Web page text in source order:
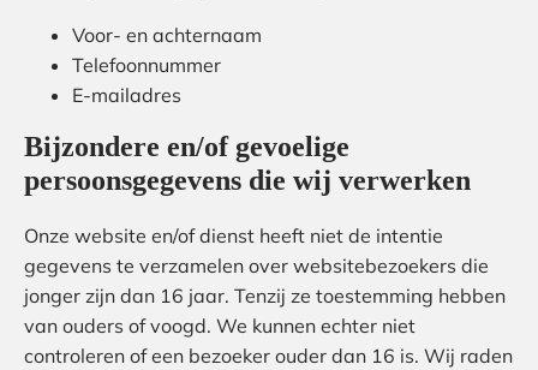
Voor- en achternaam
Telefoonnummer
E-mailadres
Bijzondere en/of gevoelige
persoonsgegevens die wij verwerken
Onze website en/of dienst heeft niet de intentie
gegevens te verzamelen over websitebezoekers die
jonger zijn dan 16 jaar. Tenzij ze toestemming hebben
van ouders of voogd. We kunnen echter niet
controleren of een bezoeker ouder dan 16 is. Wij raden